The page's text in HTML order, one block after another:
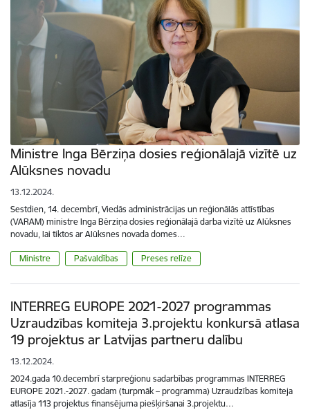
Ministre Inga Bērziņa dosies reģionālajā vizītē uz
Alūksnes novadu
13.12.2024.
Sestdien, 14. decembrī, Viedās administrācijas un reģionālās attīstības
(VARAM) ministre Inga Bērziņa dosies reģionālajā darba vizītē uz Alūksnes
novadu, lai tiktos ar Alūksnes novada domes…
Ministre Pašvaldības Preses relīze
INTERREG EUROPE 2021-2027 programmas
Uzraudzības komiteja 3.projektu konkursā atlasa
19 projektus ar Latvijas partneru dalību
13.12.2024.
2024.gada 10.decembrī starpreģionu sadarbības programmas INTERREG
EUROPE 2021.-2027. gadam (turpmāk – programma) Uzraudzības komiteja
atlasīja 113 projektus finansējuma piešķiršanai 3.projektu…